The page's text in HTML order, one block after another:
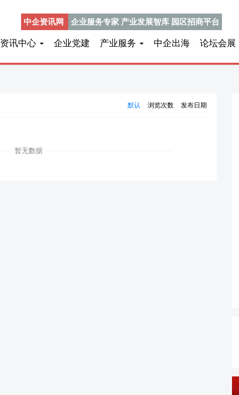
资讯中心 企业党建 产业服务 中企出海 论坛会展
中企资讯网 企业服务专家 产业发展智库 园区招商平台
默认 浏览次数 发布日期
暂无数据